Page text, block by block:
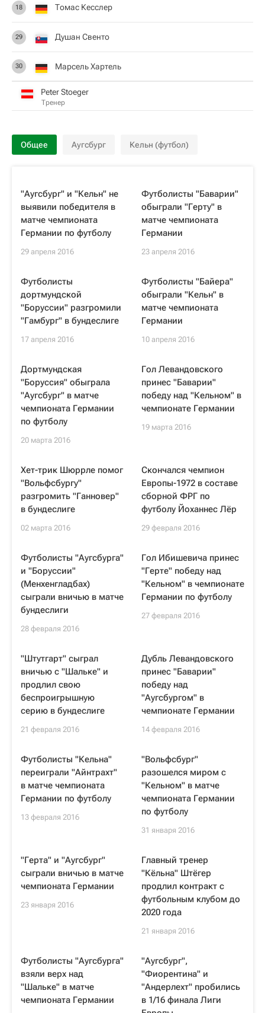
18 Томас Кесслер
29 Душан Свенто
30 Марсель Хартель
Peter Stoeger
Тренер
Общее Аугсбург Кельн (футбол)
"Аугсбург" и "Кельн" не
выявили победителя в
матче чемпионата
Германии по футболу
29 апреля 2016
Футболисты "Баварии"
обыграли "Герту" в
матче чемпионата
Германии
23 апреля 2016
Футболисты
дортмундской
"Боруссии" разгромили
"Гамбург" в бундеслиге
17 апреля 2016
Футболисты "Байера"
обыграли "Кельн" в
матче чемпионата
Германии
10 апреля 2016
Дортмундская
"Боруссия" обыграла
"Аугсбург" в матче
чемпионата Германии
по футболу
20 марта 2016
Гол Левандовского
принес "Баварии"
победу над "Кельном" в
чемпионате Германии
19 марта 2016
Хет-трик Шюррле помог
"Вольфсбургу"
разгромить "Ганновер"
в бундеслиге
02 марта 2016
Скончался чемпион
Европы-1972 в составе
сборной ФРГ по
футболу Йоханнес Лёр
29 февраля 2016
Футболисты "Аугсбурга"
и "Боруссии"
(Менхенгладбах)
сыграли вничью в матче
бундеслиги
28 февраля 2016
Гол Ибишевича принес
"Герте" победу над
"Кельном" в чемпионате
Германии по футболу
27 февраля 2016
"Штутгарт" сыграл
вничью с "Шальке" и
продлил свою
беспроигрышную
серию в бундеслиге
21 февраля 2016
Дубль Левандовского
принес "Баварии"
победу над
"Аугсбургом" в
чемпионате Германии
14 февраля 2016
Футболисты "Кельна"
переиграли "Айнтрахт"
в матче чемпионата
Германии по футболу
13 февраля 2016
"Вольфсбург"
разошелся миром с
"Кельном" в матче
чемпионата Германии
по футболу
31 января 2016
"Герта" и "Аугсбург"
сыграли вничью в матче
чемпионата Германии
23 января 2016
Главный тренер
"Кёльна" Штёгер
продлил контракт с
футбольным клубом до
2020 года
21 января 2016
Футболисты "Аугсбурга"
взяли верх над
"Шальке" в матче
чемпионата Германии
"Аугсбург",
"Фиорентина" и
"Андерлехт" пробились
в 1/16 финала Лиги